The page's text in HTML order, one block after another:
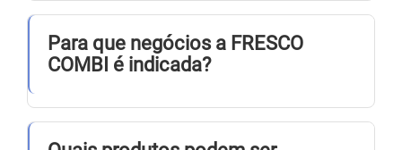
Para que negócios a FRESCO
COMBI é indicada?